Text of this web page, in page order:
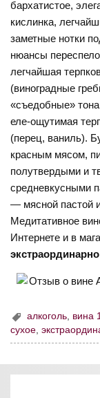
бархатистое,
кислинка,
заметные нотки
нюансы
легчайшая
(виноградные
«съедобные»
еле-ощутимая
(перец, ваниль).
красным мясом,
полутвердыми и
средневкусными
— мясной пастой
Медитативное
Интернете и в
алкоголь вина
сухое ,